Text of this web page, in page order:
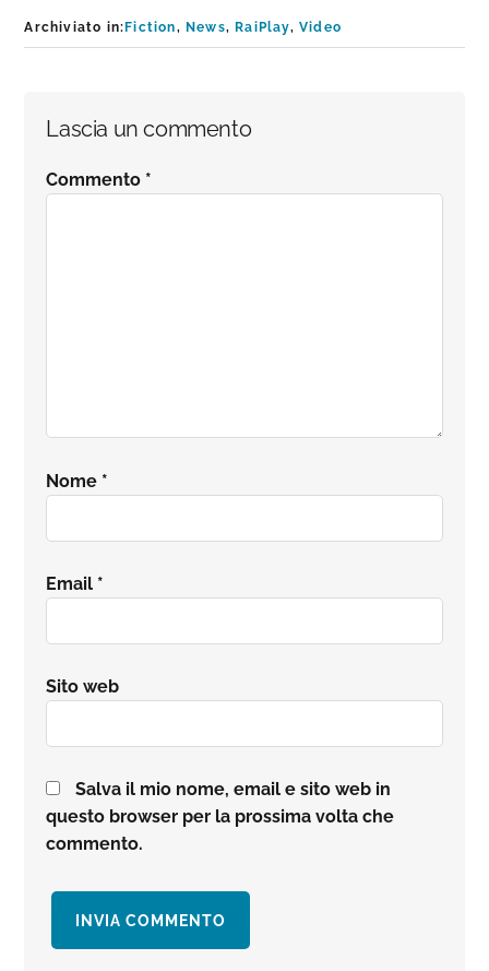
Archiviato in:Fiction,News,RaiPlay,Video
Interazioni
del
Lascia un commento
Commento *
Nome *
Email *
Sito web
Salva il mio nome, email e sito web in
questo browser per la prossima volta che
commento.